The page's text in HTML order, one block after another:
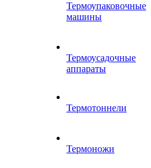
Термоупаковочные
машины
Термоусадочные
аппараты
Термотоннели
Термоножи